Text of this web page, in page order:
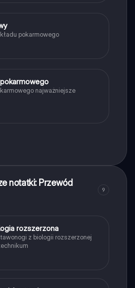
pokarmowego
najważniejsze
notatki: Przewód
9
rozszerzona
z biologii rozszerzonej